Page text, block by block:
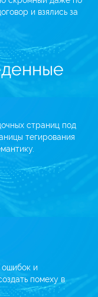
и взялись за
страниц под
тегирования
ошибок и
помеху в